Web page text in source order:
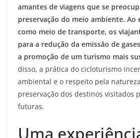
amantes de viagens que se
preservação do meio ambiente. Ao
como meio de transporte, os
para a redução da emissão de
a promoção de um turismo mais
disso, a prática do cicloturismo
ambiental e o respeito pela
preservação dos destinos visitados
futuras.
Uma